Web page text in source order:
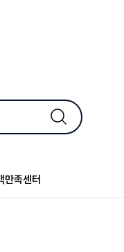
만족센터